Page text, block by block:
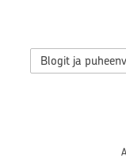
Blogit ja